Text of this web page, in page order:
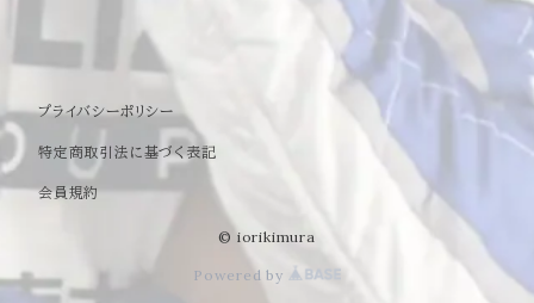
プライバシーポリシー
特定商取引法に基づく表記
会員規約
© iorikimura
Powered by